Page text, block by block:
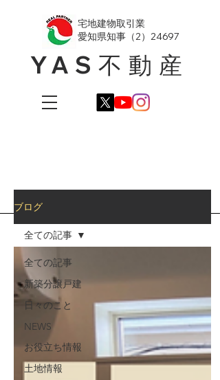
YAS不動産
​宅地建物取引業
愛知県知事（2）24697
ブログ
全ての記事
新築分譲戸建
日々のこと
NEWS
お役立ち情報
土地情報
全ての記事